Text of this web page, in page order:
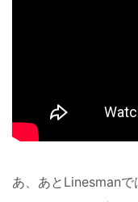
あ、あとLinesman